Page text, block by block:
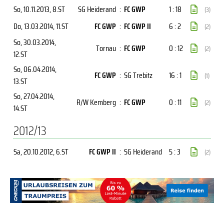
So, 10.11.2013, 8.ST SG Heiderand : FC GWP 1 : 18 (3)
Do, 13.03.2014, 11.ST FC GWP : FC GWP II 6 : 2 (2)
So, 30.03.2014,
12.ST
Tornau : FC GWP 0 : 12 (2)
So, 06.04.2014,
13.ST
FC GWP : SG Trebitz 16 : 1 (1)
So, 27.04.2014,
14.ST
R/W Kemberg : FC GWP 0 : 11 (2)
2012/13
Sa, 20.10.2012, 6.ST FC GWP II : SG Heiderand 5 : 3 (2)